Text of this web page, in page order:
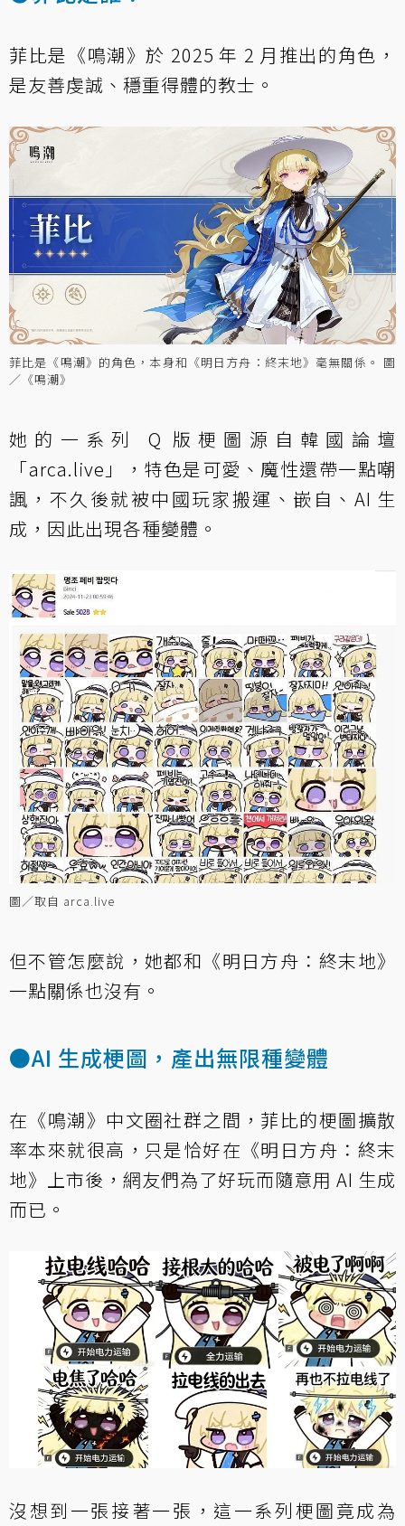
菲比是《鳴潮》於 2025 年 2 月推出的角色，
是友善虔誠、穩重得體的教士。
菲比是《鳴潮》的角色，本身和《明日方舟：終末地》毫無關係。 圖
／《鳴潮》
她的一系列 Q 版梗圖源自韓國論壇
「arca.live」，特色是可愛、魔性還帶一點嘲
諷，不久後就被中國玩家搬運、嵌自、AI 生
成，因此出現各種變體。
圖／取自 arca.live
但不管怎麼說，她都和《明日方舟：終末地》
一點關係也沒有。
●AI 生成梗圖，產出無限種變體
在《鳴潮》中文圈社群之間，菲比的梗圖擴散
率本來就很高，只是恰好在《明日方舟：終末
地》上市後，網友們為了好玩而隨意用 AI 生成
而已。
沒想到一張接著一張，這一系列梗圖竟成為